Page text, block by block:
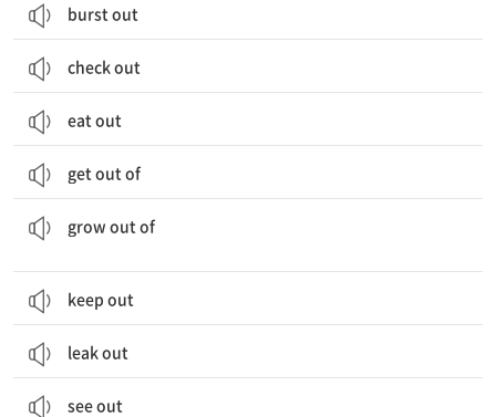
burst out
check out
eat out
get out of
grow out of
keep out
leak out
see out